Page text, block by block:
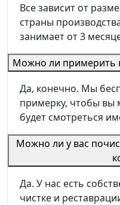
Все зависит от
страны
занимает от 3
Можно ли примерить
Да, конечно. Мы
примерку, чтобы вы
будет смотреться
Можно ли у вас
Да. У нас есть
чистке и